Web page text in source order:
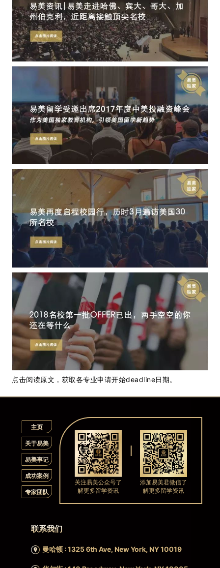
点击阅读原文，获取各专业申请开始deadline日期。
主页
关于易美
易美事记
成功案例
专家团队
联系我们
曼哈顿 : 1325 6th Ave, New York, NY 10019
关注易美公众号了
解更多留学资讯
添加易美君微信了
解更多留学资讯